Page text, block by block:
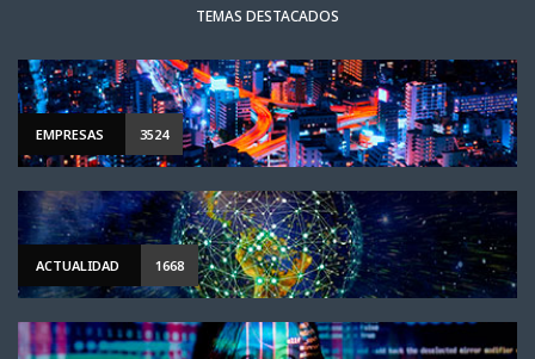
TEMAS DESTACADOS
EMPRESAS 3524
ACTUALIDAD 1668